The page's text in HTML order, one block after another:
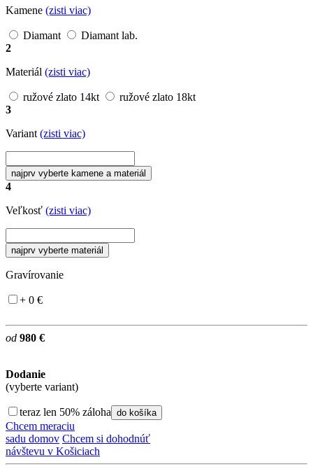
Kamene (zisti viac)
Diamant
Diamant lab.
2
Materiál (zisti viac)
ružové zlato 14kt
ružové zlato 18kt
3
Variant(zisti viac)
najprv vyberte kamene a materiál
4
Veľkosť (zisti viac)
najprv vyberte materiál
Gravírovanie
+ 0 €
od 980 €
Dodanie
(vyberte variant)
teraz len 50% záloha do košíka
Chcem meraciu
sadu domov Chcem si dohodnúť
návštevu v Košiciach